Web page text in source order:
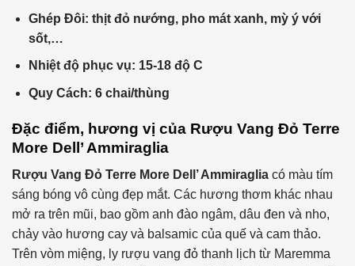
Ghép Đôi: thịt đỏ nướng, pho mát xanh, mỳ ý với
sốt,…
Nhiệt độ phục vụ: 15-18 độ C
Quy Cách: 6 chai/thùng
Đặc điểm, hương vị của Rượu Vang Đỏ Terre
More Dell’ Ammiraglia
Rượu Vang Đỏ Terre More Dell’ Ammiraglia có màu tím
sáng bóng vô cùng đẹp mắt. Các hương thơm khác nhau
mở ra trên mũi, bao gồm anh đào ngâm, dâu đen và nho,
chảy vào hương cay và balsamic của quế và cam thảo.
Trên vòm miệng, ly rượu vang đỏ thanh lịch từ Maremma